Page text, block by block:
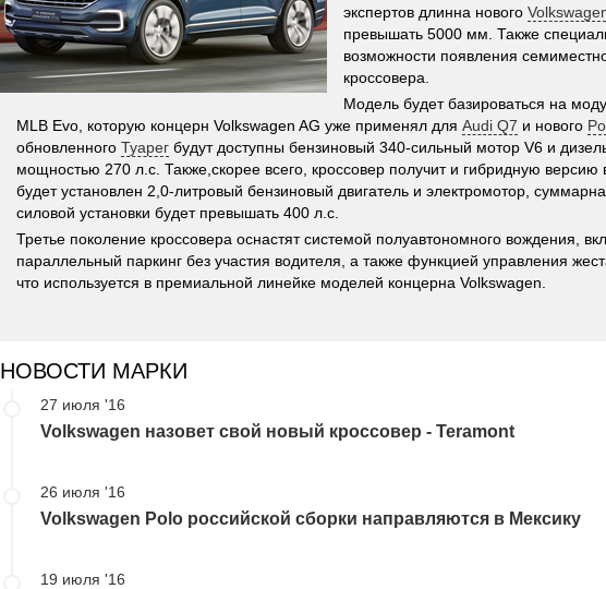
экспертов длинна нового
превышать 5000 мм. Также
возможности появления
кроссовера.
Модель будет базироваться на
MLB Evo, которую концерн Volkswagen AG уже применял для Audi Q7 и нового
обновленного Туарег будут доступны бензиновый 340-сильный мотор V6 и
мощностью 270 л.с. Также,скорее всего, кроссовер получит и гибридную версию
будет установлен 2,0-литровый бензиновый двигатель и электромотор,
силовой установки будет превышать 400 л.с.
Третье поколение кроссовера оснастят системой полуавтономного вождения,
параллельный паркинг без участия водителя, а также функцией управления
что используется в премиальной линейке моделей концерна Volkswagen.
НОВОСТИ МАРКИ
27 июля '16
Volkswagen назовет свой новый кроссовер - Teramont
26 июля '16
Volkswagen Polo российской сборки направляются в Мексику
19 июля '16